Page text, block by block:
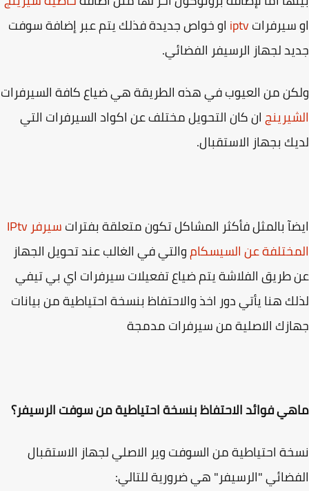
iptvاو خواص جديدة فذلك يتم عبر إضافة سوفت
لجهاز الرسيفر الفضائي.
من العيوب في هذه الطريقة هي ضياع كافة السيرفرات
ان كان التحويل مختلف عن اكواد السيرفرات التي
بجهاز الاستقبال.
بالمثل فأكثر المشاكل تكون متعلقة بفترات
سيرفر IPtv
عن السيسكاموالتي في الغالب عند تحويل الجهاز
الفلاشة يتم ضياع تفعيلات سيرفرات اي بي تيفي
هنا يأتي دور اخذ والاحتفاظ بنسخة احتياطية من بيانات
الاصلية من سيرفرات مدمجة
فوائد الاحتفاظ بنسخة احتياطية من سوفت الرسيفر؟
احتياطية من السوفت وير الاصلي لجهاز الاستقبال
"الرسيفر" هي ضرورية للتالي: